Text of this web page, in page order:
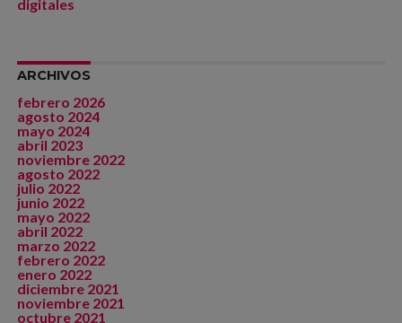
digitales
ARCHIVOS
febrero 2026
agosto 2024
mayo 2024
abril 2023
noviembre 2022
agosto 2022
julio 2022
junio 2022
mayo 2022
abril 2022
marzo 2022
febrero 2022
enero 2022
diciembre 2021
noviembre 2021
octubre 2021